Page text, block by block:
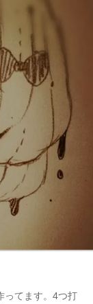
ってます。4つ打